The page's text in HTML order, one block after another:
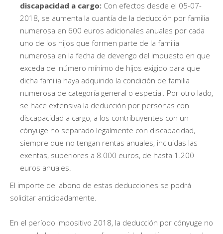
discapacidad a cargo: Con efectos desde el 05-07-
2018, se aumenta la cuantía de la deducción por familia
numerosa en 600 euros adicionales anuales por cada
uno de los hijos que formen parte de la familia
numerosa en la fecha de devengo del impuesto en que
exceda del número mínimo de hijos exigido para que
dicha familia haya adquirido la condición de familia
numerosa de categoría general o especial. Por otro lado,
se hace extensiva la deducción por personas con
discapacidad a cargo, a los contribuyentes con un
cónyuge no separado legalmente con discapacidad,
siempre que no tengan rentas anuales, incluidas las
exentas, superiores a 8.000 euros, de hasta 1.200
euros anuales.
El importe del abono de estas deducciones se podrá
solicitar anticipadamente.
En el período impositivo 2018, la deducción por cónyuge no